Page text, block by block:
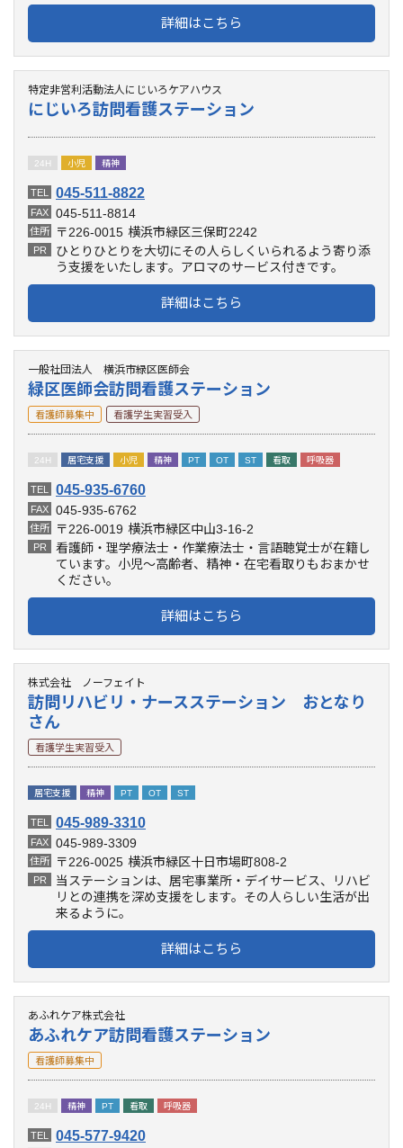
詳細はこちら
特定非営利活動法人にじいろケアハウス
にじいろ訪問看護ステーション
24H 小児 精神
TEL 045-511-8822
FAX 045-511-8814
住所 〒226-0015 横浜市緑区三保町2242
PR
ひとりひとりを大切にその人らしくいられるよう寄り添
う支援をいたします。アロマのサービス付きです。
詳細はこちら
一般社団法人 横浜市緑区医師会
緑区医師会訪問看護ステーション
看護師募集中 看護学生実習受入
24H 居宅支援 小児 精神 PT OT ST 看取 呼吸器
TEL 045-935-6760
FAX 045-935-6762
住所 〒226-0019 横浜市緑区中山3-16-2
PR
看護師・理学療法士・作業療法士・言語聴覚士が在籍し
ています。小児～高齢者、精神・在宅看取りもおまかせ
ください。
詳細はこちら
株式会社 ノーフェイト
訪問リハビリ・ナースステーション おとなり
さん
看護学生実習受入
居宅支援 精神 PT OT ST
TEL 045-989-3310
FAX 045-989-3309
住所 〒226-0025 横浜市緑区十日市場町808-2
PR
当ステーションは、居宅事業所・デイサービス、リハビ
リとの連携を深め支援をします。その人らしい生活が出
来るように。
詳細はこちら
あふれケア株式会社
あふれケア訪問看護ステーション
看護師募集中
24H 精神 PT 看取 呼吸器
TEL 045-577-9420